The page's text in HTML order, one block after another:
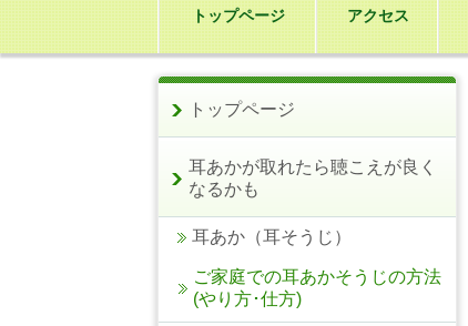
トップページ アクセス
トップページ
耳あかが取れたら聴こえが良く
なるかも
耳あか（耳そうじ）
ご家庭での耳あかそうじの方法
(やり方･仕方)